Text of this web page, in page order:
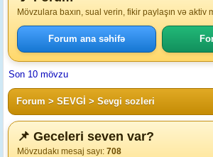
Mövzulara baxın, sual verin, fikir paylaşın və aktiv
Forum ana səhifə
Son 10 mövzu
Forum > SEVGİ > Sevgi sozleri
📌 Geceleri seven var?
Mövzudakı mesaj sayı: 708